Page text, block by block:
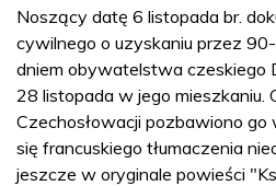
Noszący datę 6 listopada br.
cywilnego o uzyskaniu przez
dniem obywatelstwa czeskiego
28 listopada w jego
Czechosłowacji pozbawiono go
się francuskiego tłumaczenia
jeszcze w oryginale powieści